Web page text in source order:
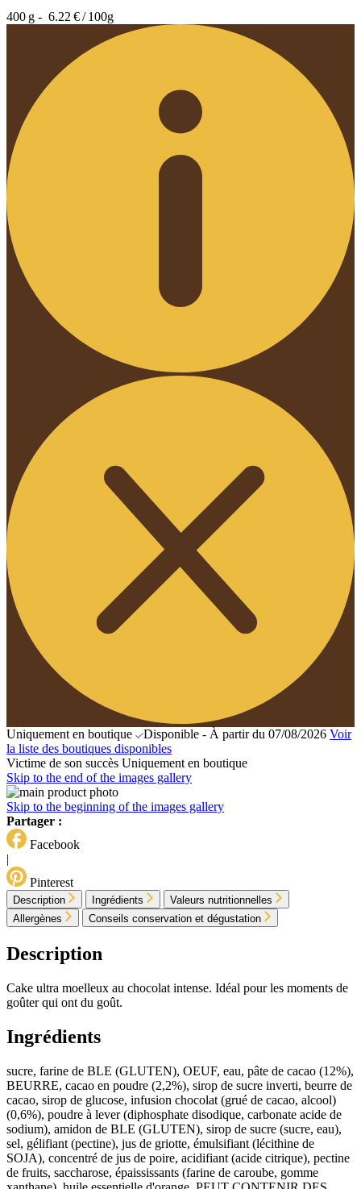
400 g - 6.22 € / 100g
Uniquement en boutique Disponible - À partir du 07/08/2026 Voir
la liste des boutiques disponibles
Victime de son succès Uniquement en boutique
Skip to the end of the images gallery
Skip to the beginning of the images gallery
Partager :
Facebook
|
Pinterest
Description Ingrédients
Valeurs nutritionnelles
Allergènes
Conseils conservation et dégustation
Description
Cake ultra moelleux au chocolat intense. Idéal pour les moments de
goûter qui ont du goût.
Ingrédients
sucre, farine de BLE (GLUTEN), OEUF, eau, pâte de cacao (12%),
BEURRE, cacao en poudre (2,2%), sirop de sucre inverti, beurre de
cacao, sirop de glucose, infusion chocolat (grué de cacao, alcool)
(0,6%), poudre à lever (diphosphate disodique, carbonate acide de
sodium), amidon de BLE (GLUTEN), sirop de sucre (sucre, eau),
sel, gélifiant (pectine), jus de griotte, émulsifiant (lécithine de
SOJA), concentré de jus de poire, acidifiant (acide citrique), pectine
de fruits, saccharose, épaississants (farine de caroube, gomme